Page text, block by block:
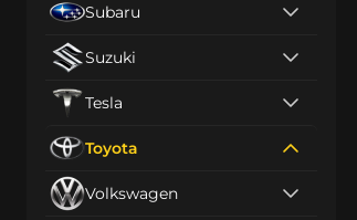
Subaru
Suzuki
Tesla
Toyota
Volkswagen